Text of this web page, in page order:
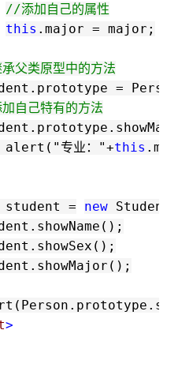
//添加自己的属性
this .major =
父类原型中的方法
=
自己特有的方法
alert(
"专业： "+this
student = new Student(
>